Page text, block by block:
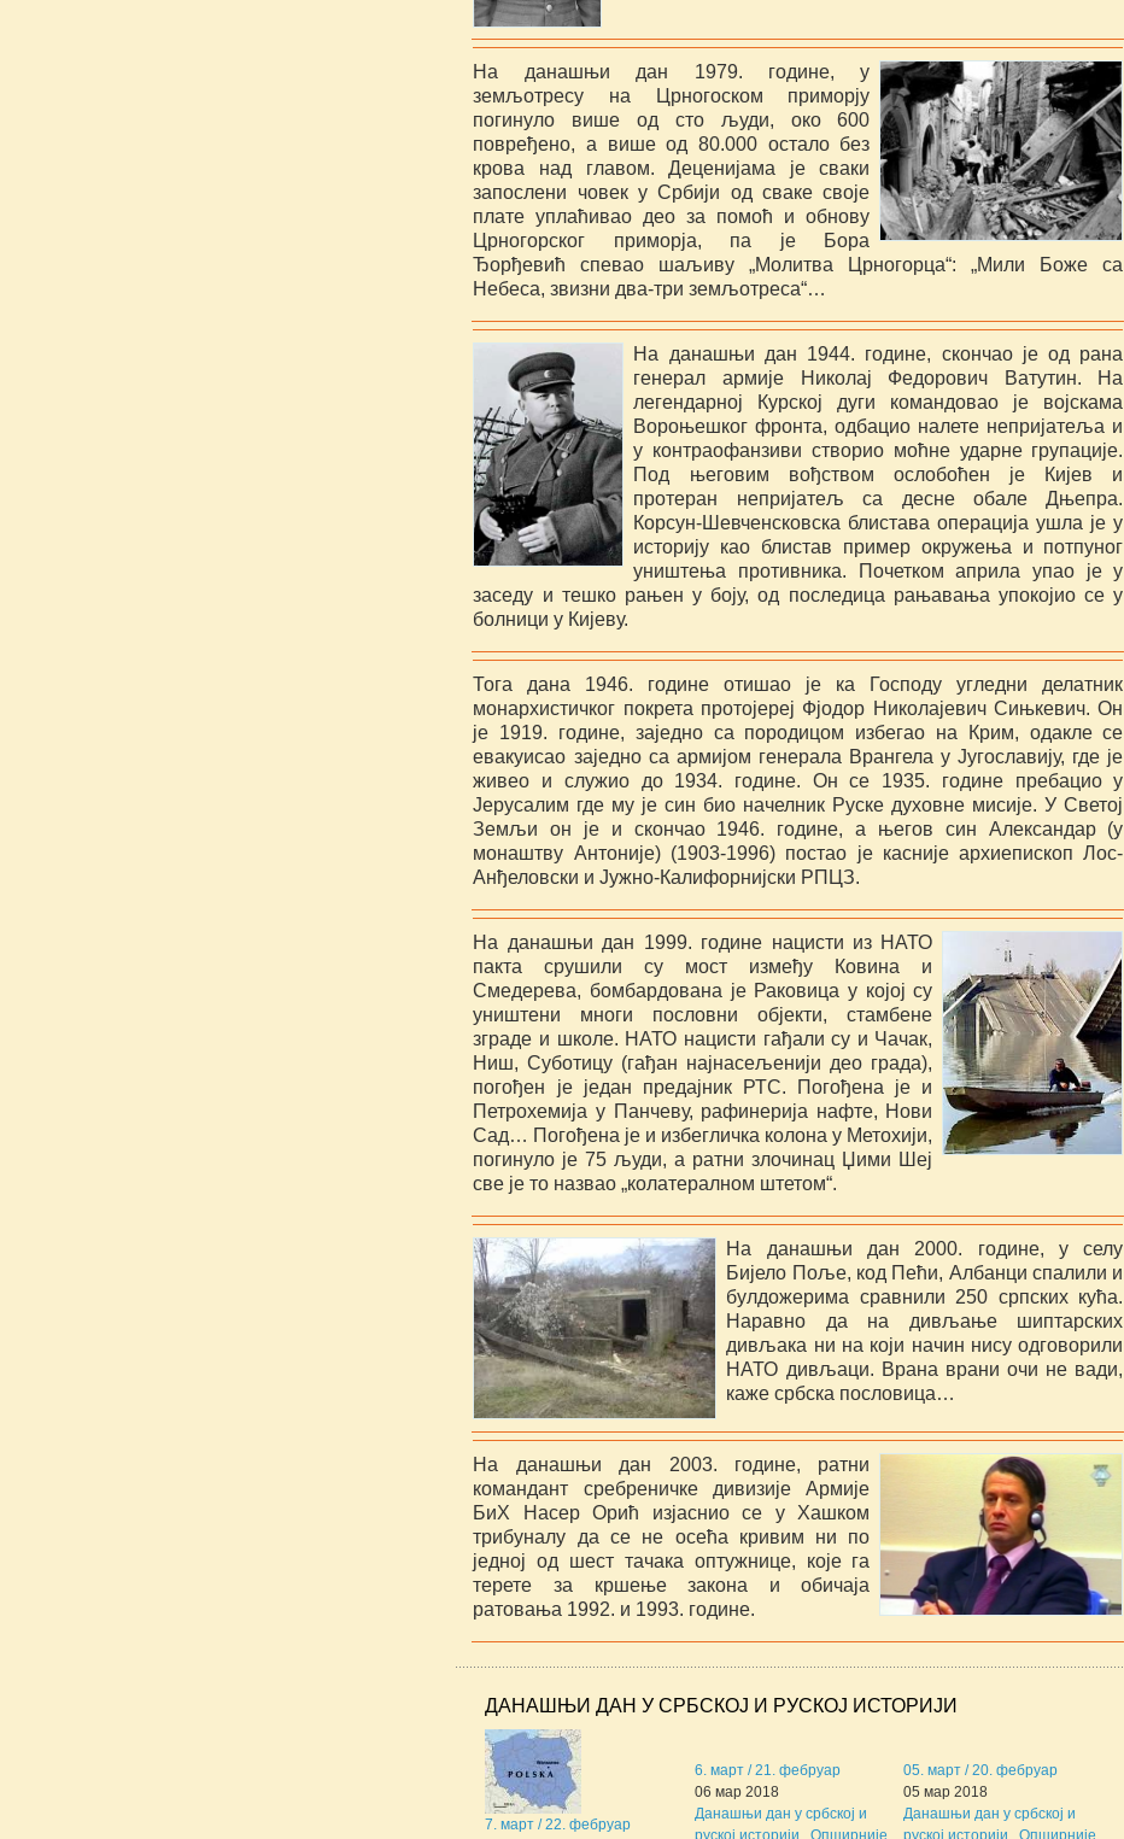
На данашњи дан 1979. године, у
земљотресу на Црногоском приморју
погинуло више од сто људи, око 600
повређено, а више од 80.000 остало без
крова над главом. Деценијама је сваки
запослени човек у Србији од сваке своје
плате уплаћивао део за помоћ и обнову
Црногорског приморја, па је Бора
Ђорђевић спевао шаљиву „Молитва Црногорца“: „Мили Боже са
Небеса, звизни два-три земљотреса“…
На данашњи дан 1944. године, скончао је од рана
генерал армије Николај Федорович Ватутин. На
легендарној Курској дуги командовао је војскама
Вороњешког фронта, одбацио налете непријатеља и
у контраофанзиви створио моћне ударне групације.
Под његовим вођством ослобоћен је Кијев и
протеран непријатељ са десне обале Дњепра.
Корсун-Шевченсковска блистава операција ушла је у
историју као блистав пример окружења и потпуног
уништења противника. Почетком априла упао је у
заседу и тешко рањен у боју, од последица рањавања упокојио се у
болници у Кијеву.
Тога дана 1946. године отишао је ка Господу угледни делатник
монархистичког покрета протојереј Фјодор Николајевич Сињкевич. Он
је 1919. године, заједно са породицом избегао на Крим, одакле се
евакуисао заједно са армијом генерала Врангела у Југославију, где је
живео и служио до 1934. године. Он се 1935. године пребацио у
Јерусалим где му је син био начелник Руске духовне мисије. У Светој
Земљи он је и скончао 1946. године, а његов син Александар (у
монаштву Антоније) (1903-1996) постао је касније архиепископ Лос-
Анђеловски и Јужно-Калифорнијски РПЦЗ.
На данашњи дан 1999. године нацисти из НАТО
пакта срушили су мост између Ковина и
Смедерева, бомбардована је Раковица у којој су
уништени многи пословни објекти, стамбене
зграде и школе. НАТО нацисти гађали су и Чачак,
Ниш, Суботицу (гађан најнасељенији део града),
погођен је један предајник РТС. Погођена је и
Петрохемија у Панчеву, рафинерија нафте, Нови
Сад… Погођена је и избегличка колона у Метохији,
погинуло је 75 људи, а ратни злочинац Џими Шеј
све је то назвао „колатералном штетом“.
На данашњи дан 2000. године, у селу
Бијело Поље, код Пећи, Албанци спалили и
булдожерима сравнили 250 српских кућа.
Наравно да на дивљање шиптарских
дивљака ни на који начин нису одговорили
НАТО дивљаци. Врана врани очи не вади,
каже србска пословица…
На данашњи дан 2003. године, ратни
командант сребреничке дивизије Армије
БиХ Насер Орић изјаснио се у Хашком
трибуналу да се не осећа кривим ни по
једној од шест тачака оптужнице, које га
терете за кршење закона и обичаја
ратовања 1992. и 1993. године.
ДАНАШЊИ ДАН У СРБСКОЈ И РУСКОЈ ИСТОРИЈИ
7. март / 22. фебруар
6. март / 21. фебруар
06 мар 2018
Данашњи дан у србској и
руској историји... Опширније ...
05. март / 20. фебруар
05 мар 2018
Данашњи дан у србској и
руској историји... Опширније ...